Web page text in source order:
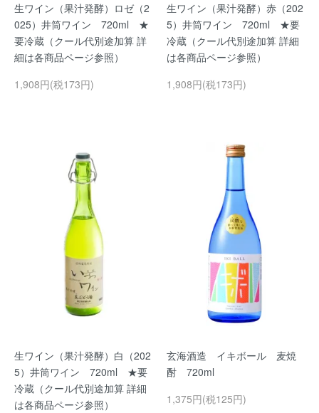
生ワイン（果汁発酵）ロゼ（2
025）井筒ワイン 720ml ★
要冷蔵（クール代別途加算 詳
細は各商品ページ参照）
1,908円(税173円)
生ワイン（果汁発酵）赤（202
5）井筒ワイン 720ml ★要
冷蔵（クール代別途加算 詳細
は各商品ページ参照）
1,908円(税173円)
生ワイン（果汁発酵）白（202
5）井筒ワイン 720ml ★要
冷蔵（クール代別途加算 詳細
は各商品ページ参照）
玄海酒造 イキボール 麦焼
酎 720ml
1,375円(税125円)